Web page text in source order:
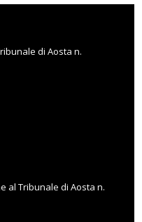
di Aosta n.
al Tribunale di Aosta n.